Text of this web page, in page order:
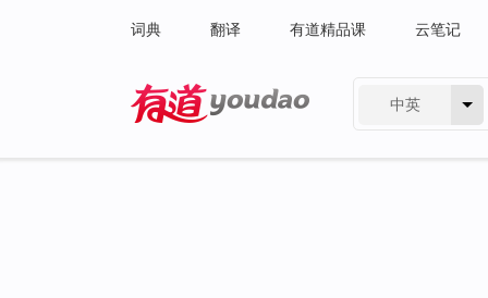
词典 翻译 有道精品课 云笔记
中英